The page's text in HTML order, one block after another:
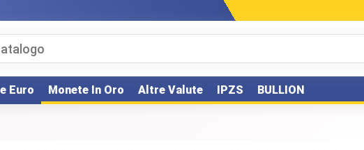
Euro Monete In Oro Altre Valute IPZS BULLION